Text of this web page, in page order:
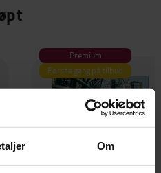
Om
Premium
Første gang på tilbud